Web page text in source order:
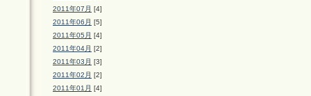
2011年07月 [4]
2011年06月 [5]
2011年05月 [4]
2011年04月 [2]
2011年03月 [3]
2011年02月 [2]
2011年01月 [4]